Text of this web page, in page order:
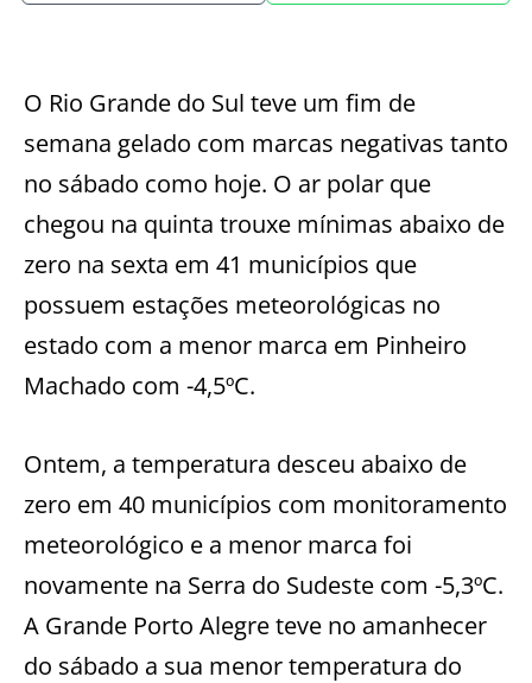
O Rio Grande do Sul teve um fim de
semana gelado com marcas negativas tanto
no sábado como hoje. O ar polar que
chegou na quinta trouxe mínimas abaixo de
zero na sexta em 41 municípios que
possuem estações meteorológicas no
estado com a menor marca em Pinheiro
Machado com -4,5ºC.
Ontem, a temperatura desceu abaixo de
zero em 40 municípios com monitoramento
meteorológico e a menor marca foi
novamente na Serra do Sudeste com -5,3ºC.
A Grande Porto Alegre teve no amanhecer
do sábado a sua menor temperatura do